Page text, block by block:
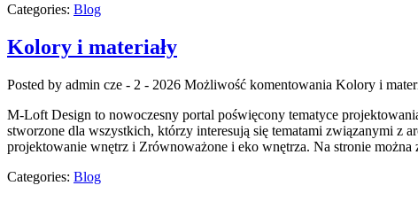
Categories: Blog
Kolory i materiały
Posted by admin cze - 2 - 2026 Możliwość komentowania Kolory i
M-Loft Design to nowoczesny portal poświęcony tematyce
stworzone dla wszystkich, którzy interesują się tematami związanymi z
projektowanie wnętrz i Zrównoważone i eko wnętrza. Na stronie
Categories: Blog